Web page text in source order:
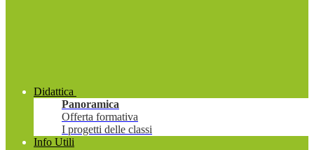
Didattica
Panoramica
Offerta formativa
I progetti delle classi
Info Utili